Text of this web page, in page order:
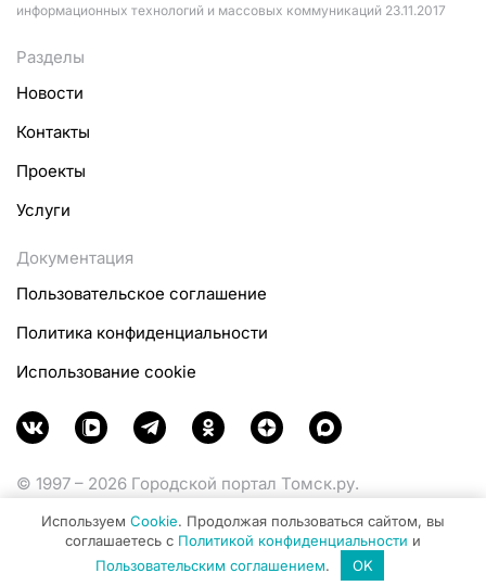
информационных технологий и массовых коммуникаций 23.11.2017
Разделы
Новости
Контакты
Проекты
Услуги
Документация
Пользовательское соглашение
Политика конфиденциальности
Использование cookie
© 1997 – 2026 Городской портал Томск.ру.
Министерства цифрового развития, связи и массовых
коммуникаций Российской Федерации.
Используем Cookie. Продолжая пользоваться сайтом, вы
соглашаетесь с Политикой конфиденциальности и
Пользовательским соглашением. OK